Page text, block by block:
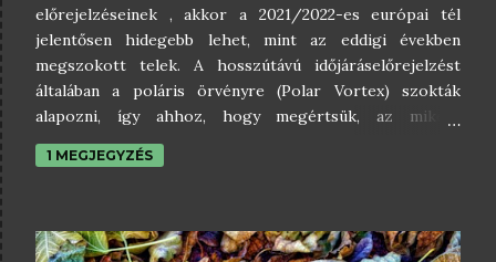
előrejelzéseinek , akkor a 2021/2022-es európai tél
jelentősen hidegebb lehet, mint az eddigi években
megszokott telek. A hosszútávú időjáráselőrejelzést
általában a poláris örvényre (Polar Vortex) szokták
alapozni, így ahhoz, hogy megértsük, az miként
befojásolja az időjárást, először pár szót érdemes ejteni
arról, hogy mi is az a poláris örvény? A sarki örvény
beköszönő sarvidéki éjszaka - azaz a nap melegének
1 MEGJEGYZÉS